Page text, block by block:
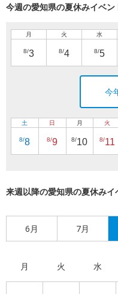
今週の愛知県の夏休みイベン
月
8/3
火
8/4
水
8/5
今
土
8/8
日
8/9
月
8/10
火
8/11
来週以降の愛知県の夏休みイ
6月 7月
月 火 水